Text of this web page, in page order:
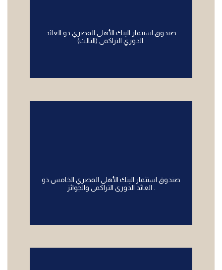
صندوق استثمار البنك الأهلى المصري ذو العائد
صندوق استثمار البنك الأهلى المصري الخامس ذو